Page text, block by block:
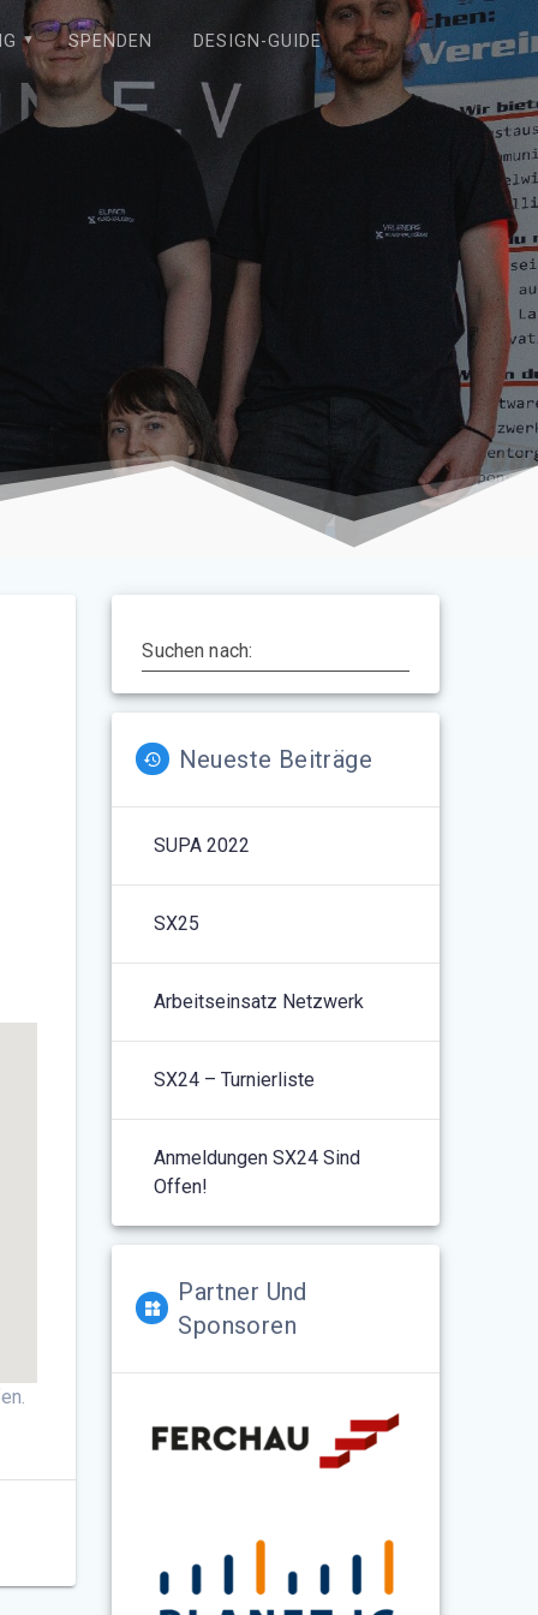
SPENDEN DESIGN-GUIDE
Outlook Live
Suchen nach:
Neueste Beiträge
SUPA 2022
SX25
Arbeitseinsatz Netzwerk
SX24 – Turnierliste
Anmeldungen SX24 Sind
Offen!
Partner Und
Sponsoren